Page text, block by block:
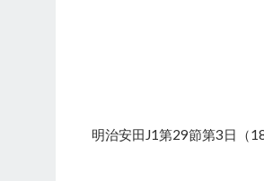
明治安田J1第29節第3日（